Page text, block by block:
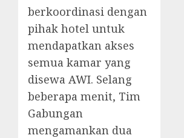
berkoordinasi dengan
pihak hotel untuk
mendapatkan akses
semua kamar yang
disewa AWI. Selang
beberapa menit, Tim
Gabungan
mengamankan dua